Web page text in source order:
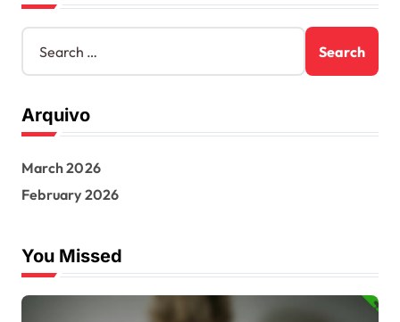
S
a
c
h
o
r
Arquivo
March 2026
February 2026
You Missed